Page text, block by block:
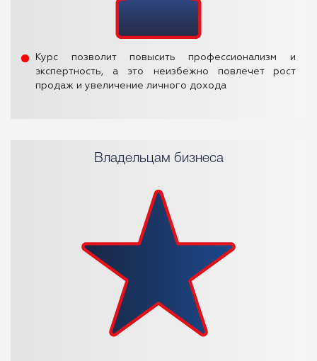
Курс позволит повысить профессионализм и
экспертность, а это неизбежно повлечет рост
продаж и увеличение личного дохода
Владельцам бизнеса